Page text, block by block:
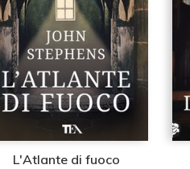
L'Atlante di fuoco